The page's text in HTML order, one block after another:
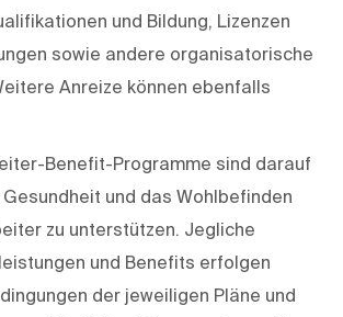
und Bildung, Lizenzen
sowie andere organisatorische
Anreize können ebenfalls
Benefit-Programme sind darauf
und das Wohlbefinden
zu unterstützen. Jegliche
und Benefits erfolgen
der jeweiligen Pläne und